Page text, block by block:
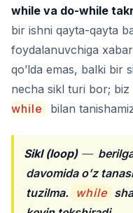
while va do-while
bir ishni qayta-qayta
foydalanuvchiga
qo’lda emas, balki bir
necha sikl turi bor; biz
while
bilan
Sikl (loop)—
davomida o’z
tuzilma.
while